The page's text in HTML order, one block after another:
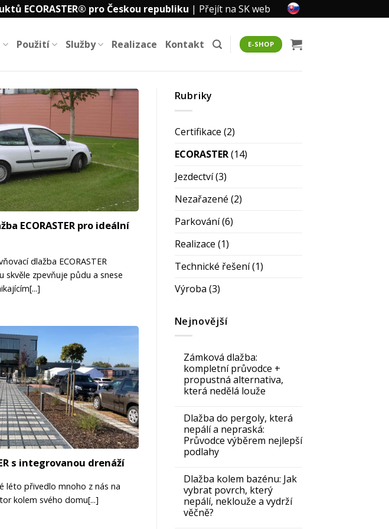
ECORASTER® pro Českou republiku | Přejít na SK web
Použití Služby Realizace Kontakt E-SHOP
ECORASTER pro ideální
dlažba ECORASTER
skvěle zpevňuje půdu a snese
s integrovanou drenáží
léto přivedlo mnoho z nás na
kolem svého domu[...]
Rubriky
Certifikace (2)
ECORASTER(14)
Jezdectví(3)
Nezařazené (2)
Parkování(6)
Realizace (1)
Technické řešení(1)
Výroba (3)
Nejnovější
Zámková dlažba:
kompletní průvodce +
propustná alternativa,
která nedělá louže
Dlažba do pergoly, která
nepálí a nepraská:
Průvodce výběrem nejlepší
podlahy
Dlažba kolem bazénu: Jak
vybrat povrch, který
nepálí, neklouže a vydrží
věčně?